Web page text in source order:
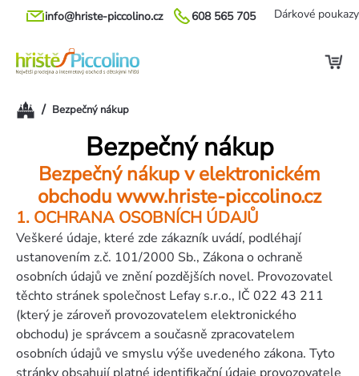
Přejít
608 565 705
info@hriste-piccolino.cz Dárkové poukazy
Domů/ Bezpečný nákup
Bezpečný nákup
Bezpečný nákup v elektronickém
obchodu www.hriste-piccolino.cz
1. OCHRANA OSOBNÍCH ÚDAJŮ
Veškeré údaje, které zde zákazník uvádí, podléhají
ustanovením z.č. 101/2000 Sb., Zákona o ochraně
osobních údajů ve znění pozdějších novel. Provozovatel
těchto stránek společnost Lefay s.r.o., IČ 022 43 211
(který je zároveň provozovatelem elektronického
obchodu) je správcem a současně zpracovatelem
osobních údajů ve smyslu výše uvedeného zákona. Tyto